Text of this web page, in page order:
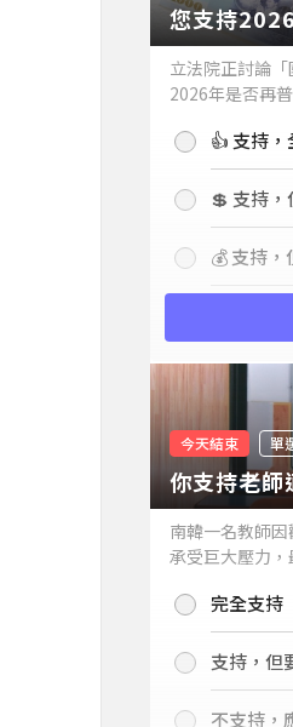
您支持
立法院正討論「
2026年是否再
持嗎？👍 支持
💲 支持
💰 支持，
今天結束 單
你支持老師
南韓一名教師
承受巨大壓力
你支持老師適度
完全支持
支持，但
不支持，